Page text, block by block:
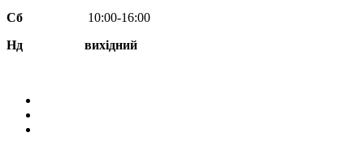
Сб
10:00-16:00
Нд вихідний